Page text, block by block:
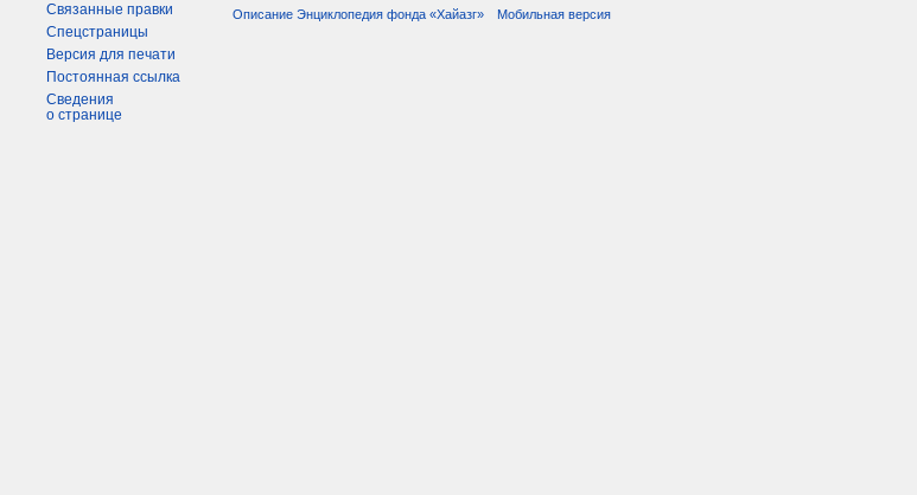
Связанные правки
Спецстраницы
Версия для печати
Постоянная ссылка
Сведения
о странице
Описание Энциклопедия фонда «Хайазг» Мобильная версия